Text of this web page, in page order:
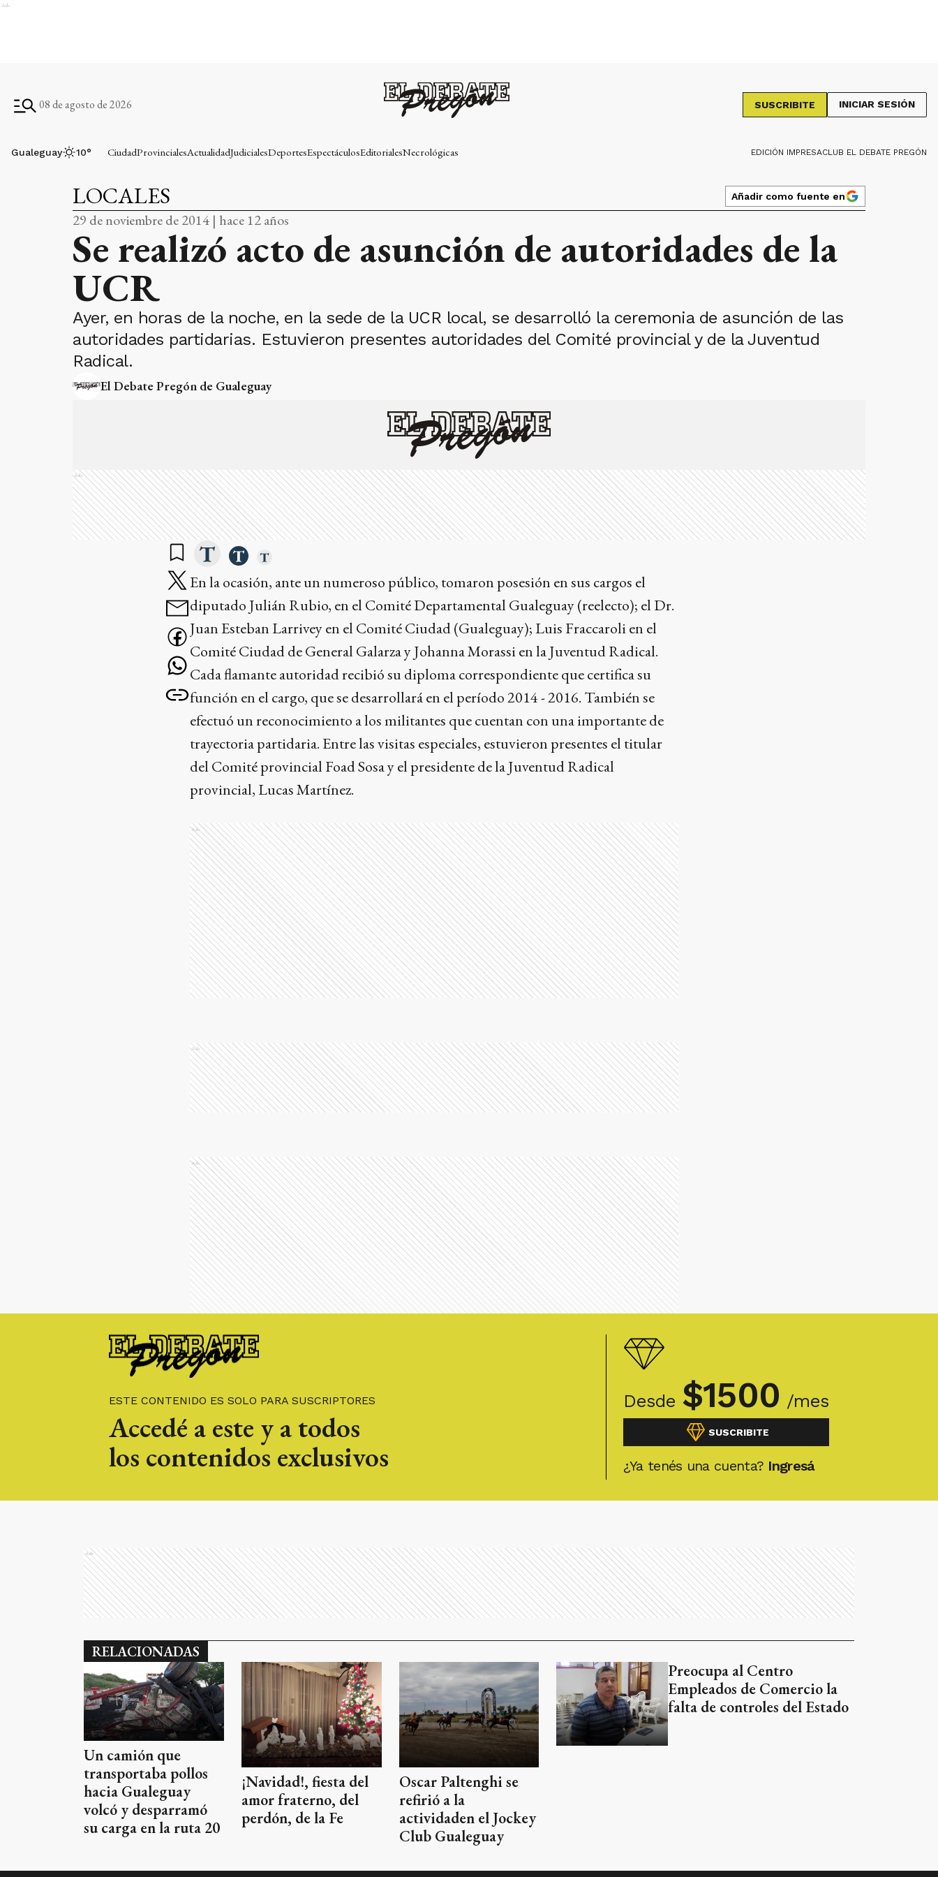
Ads
08 de agosto de 2026 SUSCRIBITE INICIAR SESIÓN
Gualeguay 10° CiudadProvincialesActualidadJudicialesDeportesEspectáculosEditorialesNecrológicas EDICIÓN IMPRESACLUB EL DEBATE PREGÓN
LOCALES Añadir como fuente en
29 de noviembre de 2014 | hace 12 años
Se realizó acto de asunción de autoridades de la
UCR
Ayer, en horas de la noche, en la sede de la UCR local, se desarrolló la ceremonia de asunción de las
autoridades partidarias. Estuvieron presentes autoridades del Comité provincial y de la Juventud
Radical.
El Debate Pregón de Gualeguay
Ads
ESTE CONTENIDO ES SOLO PARA SUSCRIPTORES
Accedé a este y a todos
los contenidos exclusivos
Desde $1500 /mes
SUSCRIBITE
¿Ya tenés una cuenta? Ingresá
En la ocasión, ante un numeroso público, tomaron posesión en sus cargos el
diputado Julián Rubio, en el Comité Departamental Gualeguay (reelecto); el Dr.
Juan Esteban Larrivey en el Comité Ciudad (Gualeguay); Luis Fraccaroli en el
Comité Ciudad de General Galarza y Johanna Morassi en la Juventud Radical.
Cada flamante autoridad recibió su diploma correspondiente que certifica su
función en el cargo, que se desarrollará en el período 2014 - 2016. También se
efectuó un reconocimiento a los militantes que cuentan con una importante de
trayectoria partidaria. Entre las visitas especiales, estuvieron presentes el titular
del Comité provincial Foad Sosa y el presidente de la Juventud Radical
provincial, Lucas Martínez.
Ads
Ads
Ads
Ads
RELACIONADAS
Un camión que
transportaba pollos
hacia Gualeguay
volcó y desparramó
su carga en la ruta 20
¡Navidad!, fiesta del
amor fraterno, del
perdón, de la Fe
Oscar Paltenghi se
refirió a la
actividaden el Jockey
Club Gualeguay
Preocupa al Centro
Empleados de Comercio la
falta de controles del Estado